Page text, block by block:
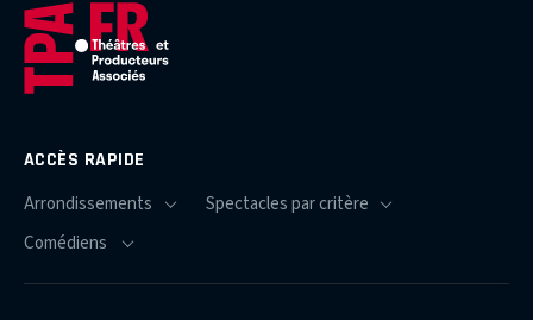
ACCÈS RAPIDE